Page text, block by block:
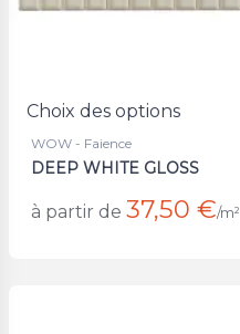
Choix des options
WOW - Faience
DEEP WHITE GLOSS
à partir de 37,50 €/m²